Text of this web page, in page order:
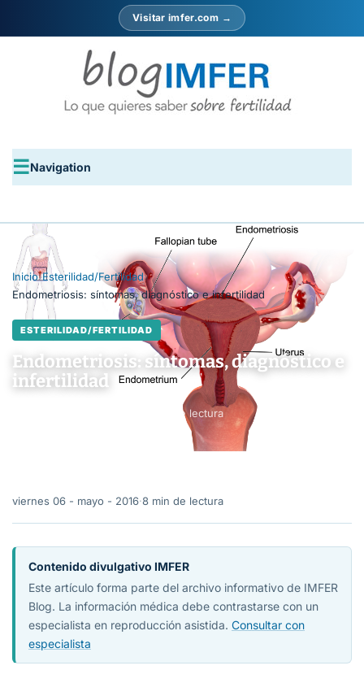
Visitar imfer.com →
Navigation
Inicio›Esterilidad/Fertilidad›
Endometriosis: síntomas, diagnóstico e infertilidad
ESTERILIDAD/FERTILIDAD
Endometriosis: síntomas, diagnóstico e
infertilidad
8 min de lectura
viernes 06 - mayo - 2016·8 min de lectura
Contenido divulgativo IMFER
Este artículo forma parte del archivo informativo de IMFER
Blog. La información médica debe contrastarse con un
especialista en reproducción asistida. Consultar con
especialista